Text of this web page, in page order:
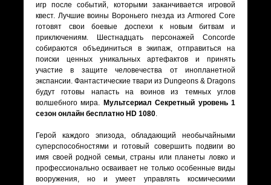
игр после событий, которыми заканчивается игровой
квест. Лучшие воины Вороньего гнезда из Armored Core
готовят свои боевые доспехи к новым битвам и
приключениям. Шестнадцать персонажей Concorde
собираются объединиться в экипаж, отправиться на
поиски ценных уникальных артефактов и принять
участие в защите человечества от инопланетной
экспансии. Фантастические твари из Dungeons & Dragons
будут готовы напасть на воинов из темных углов
волшебного мира. Мультсериал Секретный уровень 1
сезон онлайн бесплатно HD 1080.
Герой каждого эпизода, обладающий необычайными
суперспособностями и готовый совершить подвиги во
имя своей родной семьи, страны или планеты ловко и
профессионально осваивает не только особенные виды
вооружения, но и умеет управлять космическими